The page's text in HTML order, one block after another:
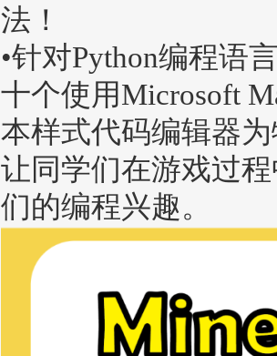
法！
•针对Python编程语
十个使用Microsoft
本样式代码编辑器
让同学们在游戏过
们的编程兴趣。